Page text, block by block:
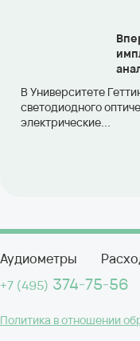
В Университете
светодиодного
электрические...
Аудиометры
+7 (495) 374-75-56
Политика в отношении